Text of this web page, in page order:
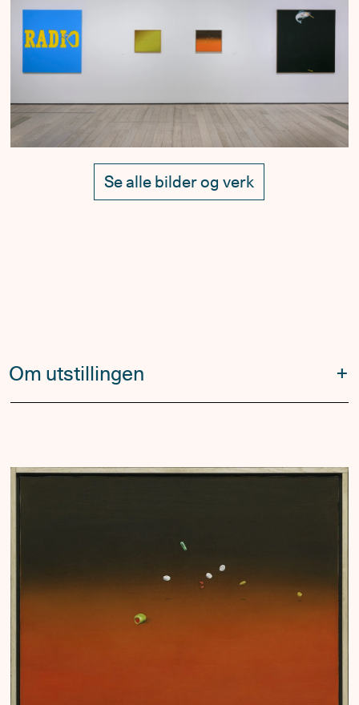
Se alle bilder og verk
Om utstillingen